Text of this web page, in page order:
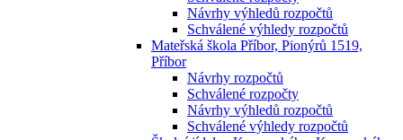
Návrhy výhledů rozpočtů
Schválené výhledy rozpočtů
Mateřská škola Příbor, Pionýrů 1519,
Příbor
Návrhy rozpočtů
Schválené rozpočty
Návrhy výhledů rozpočtů
Schválené výhledy rozpočtů